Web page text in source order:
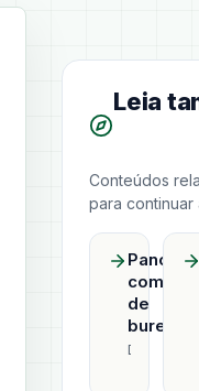
Leia
Conteúdos
para
de
bureaus